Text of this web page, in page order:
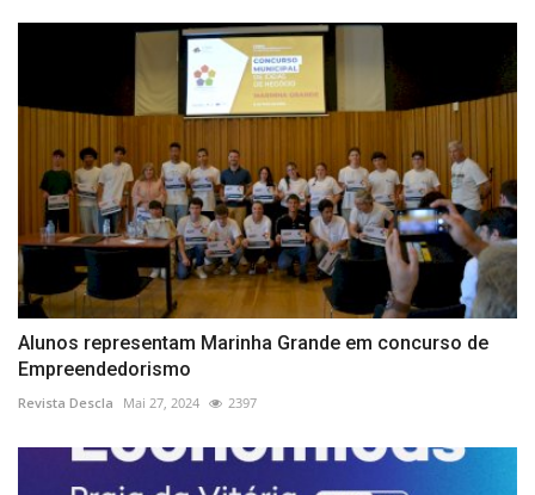
Alunos representam Marinha Grande em concurso de
Empreendedorismo
Revista Descla Mai 27, 2024 2397